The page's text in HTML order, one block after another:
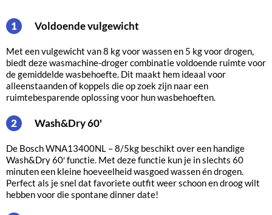
1 Voldoende vulgewicht
Met een vulgewicht van 8 kg voor wassen en 5 kg voor drogen,
biedt deze wasmachine-droger combinatie voldoende ruimte voor
de gemiddelde wasbehoefte. Dit maakt hem ideaal voor
alleenstaanden of koppels die op zoek zijn naar een
ruimtebesparende oplossing voor hun wasbehoeften.
2 Wash&Dry 60'
De Bosch WNA13400NL – 8/5kg beschikt over een handige
Wash&Dry 60′ functie. Met deze functie kun je in slechts 60
minuten een kleine hoeveelheid wasgoed wassen én drogen.
Perfect als je snel dat favoriete outfit weer schoon en droog wilt
hebben voor die spontane dinner date!